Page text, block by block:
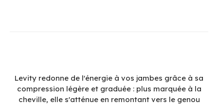
Levity redonne de l'énergie à vos jambes grâce à sa
compression légère et graduée : plus marquée à la
cheville, elle s'atténue en remontant vers le genou